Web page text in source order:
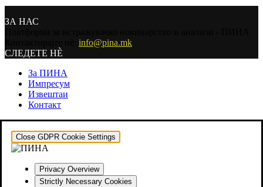
ЗА НАС
info@pina.mk
СЛЕДЕТЕ НЀ
За ПИНА
Импресум
Извештаи
Контакт
Close GDPR Cookie Settings
Privacy Overview
Strictly Necessary Cookies